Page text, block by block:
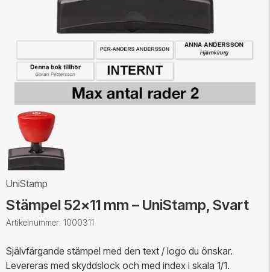
UniStamp
Stämpel 52x11 mm – UniStamp, Svart
Artikelnummer: 1000311
Självfärgande stämpel med den text / logo du önskar.
Levereras med skyddslock och med index i skala 1/1.